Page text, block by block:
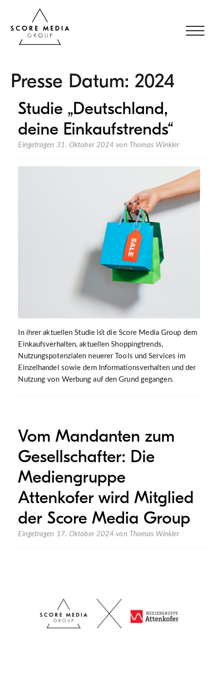
Presse Datum: 2024
Studie „Deutschland,
deine Einkaufstrends“
Eingetragen 31. Oktober 2024 von Thomas Winkler
In ihrer aktuellen Studie ist die Score Media Group dem
Einkaufsverhalten, aktuellen Shoppingtrends,
Nutzungspotenzialen neuerer Tools und Services im
Einzelhandel sowie dem Informationsverhalten und der
Nutzung von Werbung auf den Grund gegangen.
Vom Mandanten zum
Gesellschafter: Die
Mediengruppe
Attenkofer wird Mitglied
der Score Media Group
Eingetragen 17. Oktober 2024 von Thomas Winkler